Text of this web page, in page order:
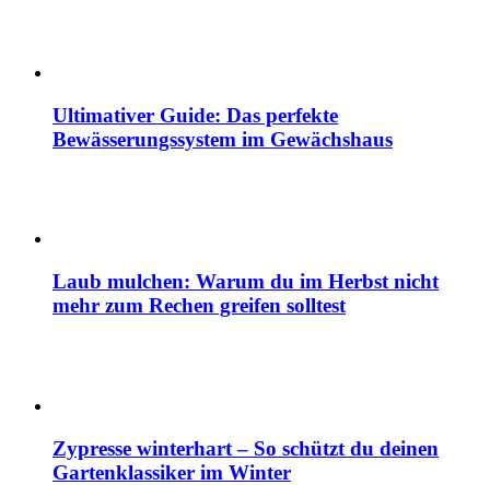
Ultimativer Guide: Das perfekte
Bewässerungssystem im Gewächshaus
Laub mulchen: Warum du im Herbst nicht
mehr zum Rechen greifen solltest
Zypresse winterhart – So schützt du deinen
Gartenklassiker im Winter